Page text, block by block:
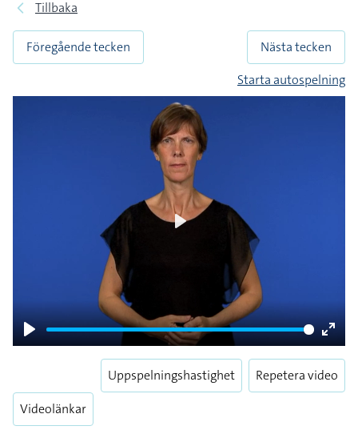
Tillbaka
Föregående tecken
Nästa tecken
Starta autospelning
Play
Enter
Videolänkar
Uppspelningshastighet Repetera video